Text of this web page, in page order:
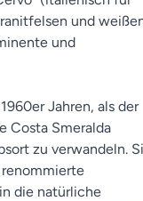
und
und
Jahren, als der
Costa Smeralda
zu verwandeln.
renommierte
die natürliche